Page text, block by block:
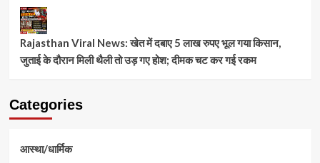
Rajasthan Viral News: खेत में दबाए 5 लाख रुपए भूल गया किसान,
जुताई के दौरान मिली थैली तो उड़ गए होश; दीमक चट कर गई रकम
Categories
आस्था/धार्मिक